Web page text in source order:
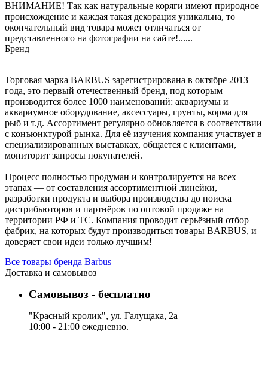
ВНИМАНИЕ! Так как натуральные коряги имеют природное
происхождение и каждая такая декорация уникальна, то
окончательный вид товара может отличаться от
представленного на фотографии на сайте!......
Бренд
Торговая марка BARBUS зарегистрирована в октябре 2013
года, это первый отечественный бренд, под которым
производится более 1000 наименований: аквариумы и
аквариумное оборудование, аксессуары, грунты, корма для
рыб и т.д. Ассортимент регулярно обновляется в соответствии
с конъюнктурой рынка. Для её изучения компания участвует в
специализированных выставках, общается с клиентами,
мониторит запросы покупателей.
Процесс полностью продуман и контролируется на всех
этапах — от составления ассортиментной линейки,
разработки продукта и выбора производства до поиска
дистрибьюторов и партнёров по оптовой продаже на
территории РФ и ТС. Компания проводит серьёзный отбор
фабрик, на которых будут производиться товары BARBUS, и
доверяет свои идеи только лучшим!
Все товары бренда Barbus
Доставка и самовывоз
Самовывоз - бесплатно
"Красный кролик", ул. Галущака, 2а
10:00 - 21:00 ежедневно.